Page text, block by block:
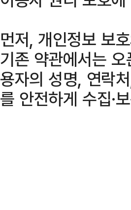
먼저, 개인정보 보
기존 약관에서는
용자의 성명, 연락
를 안전하게 수집·